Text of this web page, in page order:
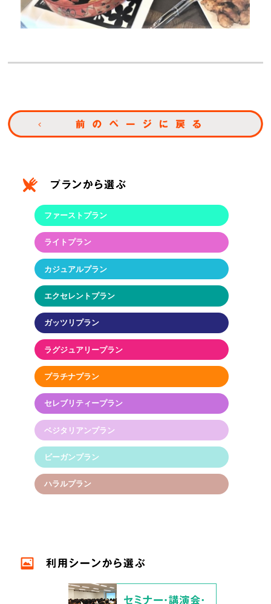
ファーストプラン
ライトプラン
カジュアルプラン
エクセレントプラン
ガッツリプラン
ラグジュアリープラン
プラチナプラン
セレブリティープラン
ベジタリアンプラン
ビーガンプラン
ハラルプラン